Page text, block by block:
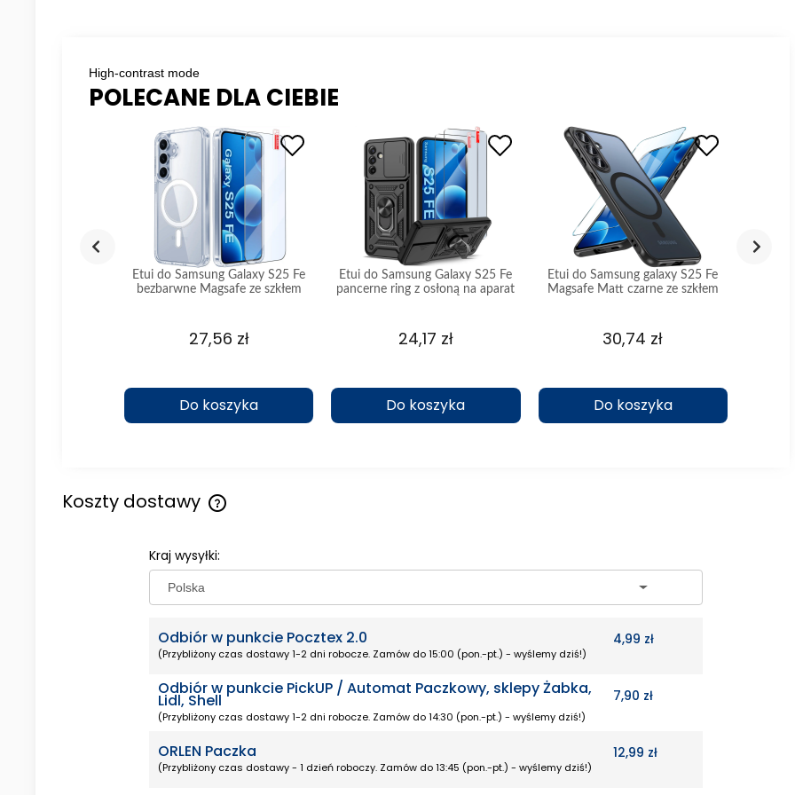
High-contrast mode
POLECANE DLA CIEBIE
Etui do Samsung Galaxy S25 Fe
bezbarwne Magsafe ze szkłem
27,56 zł
Do koszyka
Etui do Samsung Galaxy S25 Fe
pancerne ring z osłoną na aparat
24,17 zł
Do koszyka
Etui do Samsung galaxy S25 Fe
Magsafe Matt czarne ze szkłem
30,74 zł
Do koszyka
Koszty dostawy
Kraj wysyłki:
Odbiór w punkcie Pocztex 2.0
(Przybliżony czas dostawy 1-2 dni robocze. Zamów do 15:00 (pon.-pt.) - wyślemy dziś!)
4,99 zł
Odbiór w punkcie PickUP / Automat Paczkowy, sklepy Żabka,
Lidl, Shell
(Przybliżony czas dostawy 1-2 dni robocze. Zamów do 14:30 (pon.-pt.) - wyślemy dziś!)
7,90 zł
ORLEN Paczka
(Przybliżony czas dostawy - 1 dzień roboczy. Zamów do 13:45 (pon.-pt.) - wyślemy dziś!)
12,99 zł